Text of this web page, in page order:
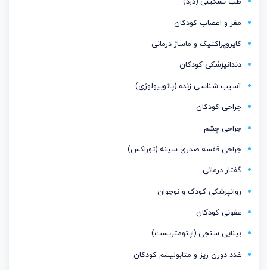
مغز و اعصاب كودكان
کایروپراکتیک و ماساژ درمانی
دندانپزشکی کودکان
آسیب شناسی زنده (پاتوبیولوژی)
جراحی کودکان
جراحی چشم
جراحی قفسه صدری سینه (توراکس)
گفتار درمانی
روانپزشکی کودک و نوجوان
عفونی کودکان
بینایی سنجی (اپتومتریست)
غدد دورن ریز و متابولیسم كودكان